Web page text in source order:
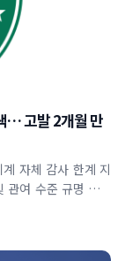
… 고발 2개월 만
자체 감사 한계 지
여 수준 규명 위해